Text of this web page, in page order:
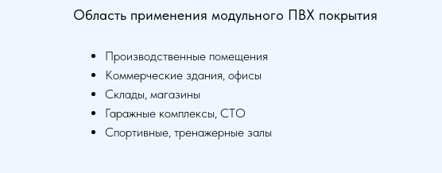
Область применения модульного ПВХ покрытия
Производственные помещения
Коммерческие здания, офисы
Склады, магазины
Гаражные комплексы, СТО
Спортивные, тренажерные залы